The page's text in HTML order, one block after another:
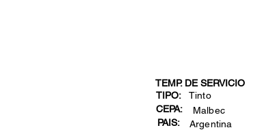
TEMP. DE SERVICIO
TIPO:
Tinto
CEPA:
Malbec
PAIS:
Argentina